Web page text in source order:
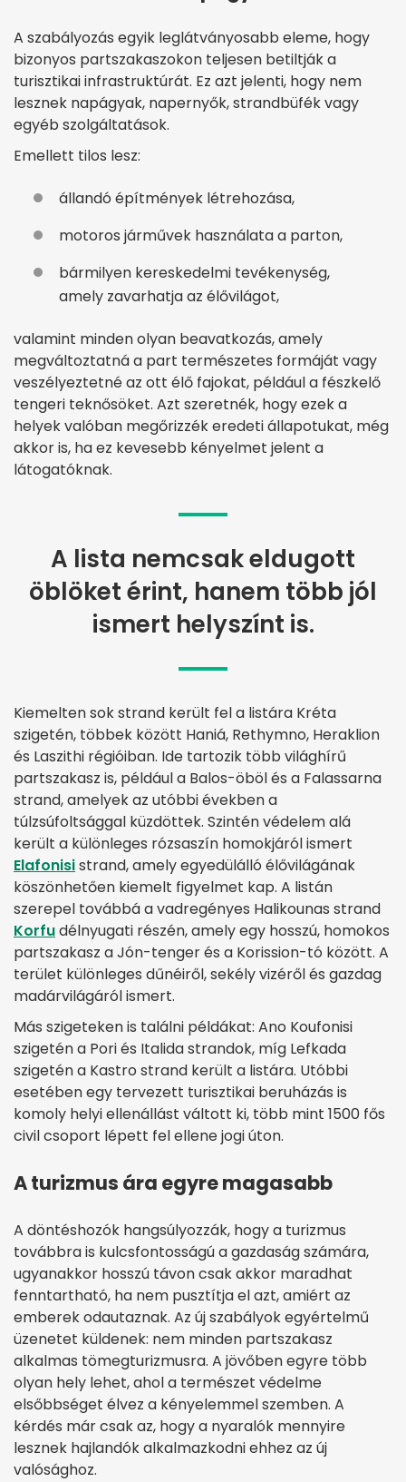
A szabályozás egyik leglátványosabb eleme, hogy
bizonyos partszakaszokon teljesen betiltják a
turisztikai infrastruktúrát. Ez azt jelenti, hogy nem
lesznek napágyak, napernyők, strandbüfék vagy
egyéb szolgáltatások.
Emellett tilos lesz:
állandó építmények létrehozása,
motoros járművek használata a parton,
bármilyen kereskedelmi tevékenység,
amely zavarhatja az élővilágot,
valamint minden olyan beavatkozás, amely
megváltoztatná a part természetes formáját vagy
veszélyeztetné az ott élő fajokat, például a fészkelő
tengeri teknősöket. Azt szeretnék, hogy ezek a
helyek valóban megőrizzék eredeti állapotukat, még
akkor is, ha ez kevesebb kényelmet jelent a
látogatóknak.
A lista nemcsak eldugott
öblöket érint, hanem több jól
ismert helyszínt is.
Kiemelten sok strand került fel a listára Kréta
szigetén, többek között Haniá, Rethymno, Heraklion
és Laszithi régióiban. Ide tartozik több világhírű
partszakasz is, például a Balos-öböl és a Falassarna
strand, amelyek az utóbbi években a
túlzsúfoltsággal küzdöttek. Szintén védelem alá
került a különleges rózsaszín homokjáról ismert
Elafonisistrand, amely egyedülálló élővilágának
köszönhetően kiemelt figyelmet kap. A listán
szerepel továbbá a vadregényes Halikounas strand
Korfudélnyugati részén, amely egy hosszú, homokos
partszakasz a Jón-tenger és a Korission-tó között. A
terület különleges dűnéiről, sekély vizéről és gazdag
madárvilágáról ismert.
Más szigeteken is találni példákat: Ano Koufonisi
szigetén a Pori és Italida strandok, míg Lefkada
szigetén a Kastro strand került a listára. Utóbbi
esetében egy tervezett turisztikai beruházás is
komoly helyi ellenállást váltott ki, több mint 1500 fős
civil csoport lépett fel ellene jogi úton.
A turizmus ára egyre magasabb
A döntéshozók hangsúlyozzák, hogy a turizmus
továbbra is kulcsfontosságú a gazdaság számára,
ugyanakkor hosszú távon csak akkor maradhat
fenntartható, ha nem pusztítja el azt, amiért az
emberek odautaznak. Az új szabályok egyértelmű
üzenetet küldenek: nem minden partszakasz
alkalmas tömegturizmusra. A jövőben egyre több
olyan hely lehet, ahol a természet védelme
elsőbbséget élvez a kényelemmel szemben. A
kérdés már csak az, hogy a nyaralók mennyire
lesznek hajlandók alkalmazkodni ehhez az új
valósághoz.